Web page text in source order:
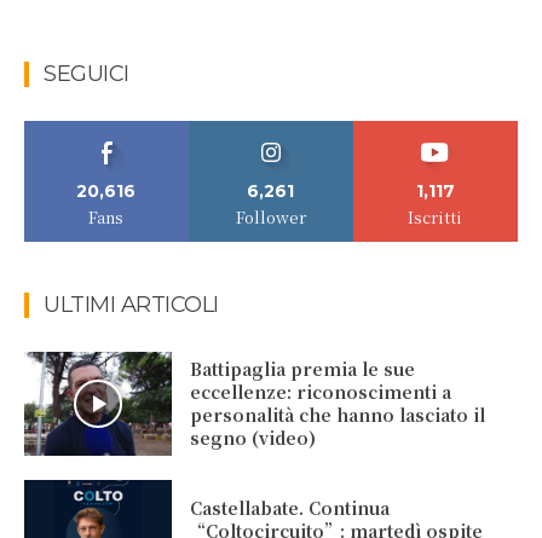
SEGUICI
20,616
Fans
6,261
Follower
1,117
Iscritti
ULTIMI ARTICOLI
Battipaglia premia le sue
eccellenze: riconoscimenti a
personalità che hanno lasciato il
segno (video)
Castellabate. Continua
“Coltocircuito”: martedì ospite